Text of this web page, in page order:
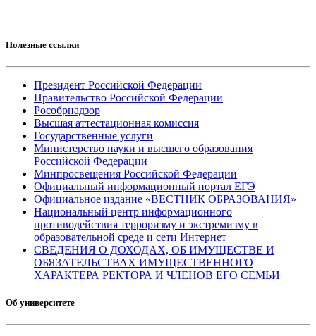
Полезные ссылки
Президент Российской Федерации
Правительство Российской Федерации
Рособрнадзор
Высшая аттестационная комиссия
Государственные услуги
Министерство науки и высшего образования
Российской Федерации
Минпросвещения Российской Федерации
Официальный информационный портал ЕГЭ
Официальное издание «ВЕСТНИК ОБРАЗОВАНИЯ»
Национальный центр информационного
противодействия терроризму и экстремизму в
образовательной среде и сети Интернет
СВЕДЕНИЯ О ДОХОДАХ, ОБ ИМУЩЕСТВЕ И
ОБЯЗАТЕЛЬСТВАХ ИМУЩЕСТВЕННОГО
ХАРАКТЕРА РЕКТОРА И ЧЛЕНОВ ЕГО СЕМЬИ
Об университете